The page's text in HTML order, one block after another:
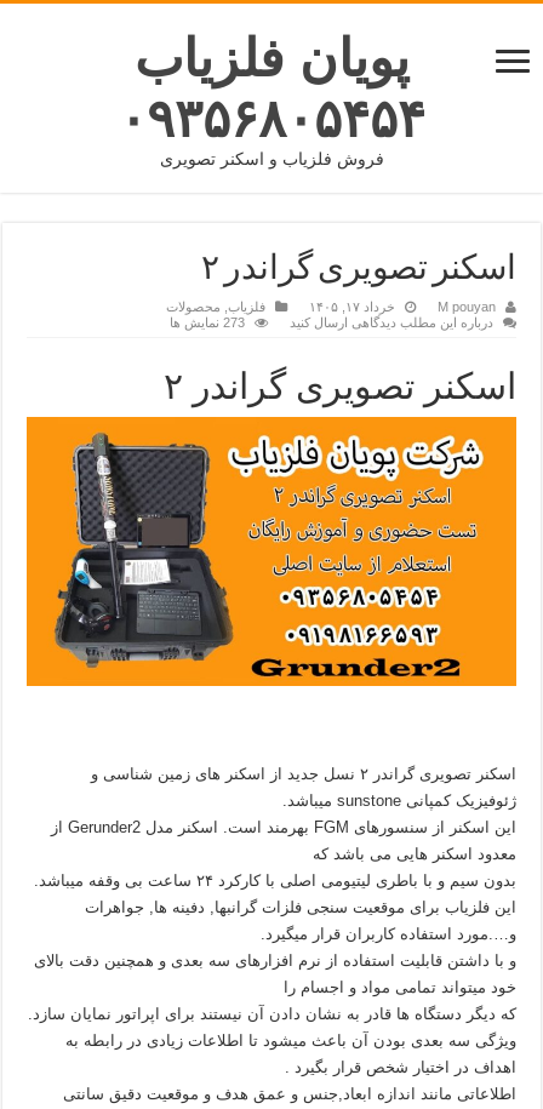
پویان فلزیاب
۰۹۳۵۶۸۰۵۴۵۴
فروش فلزیاب و اسکنر تصویری
اسکنر تصویری گراندر ۲
M pouyan خرداد ۱۷, ۱۴۰۵ فلزیاب محصولات
درباره این مطلب دیدگاهی ارسال کنید
273 نمایش ها
اسکنر تصویری گراندر ۲
اسکنر تصویری گراندر ۲ نسل جدید از اسکنر های زمین شناسی و
ژئوفیزیک کمپانی sunstone میباشد.
این اسکنر از سنسورهای FGM بهرمند است. اسکنر مدل Gerunder2 از
معدود اسکنر‌ هایی می باشد که
بدون سیم و با باطری لیتیومی اصلی با کارکرد ۲۴ ساعت بی وقفه میباشد.
این فلزیاب برای موقعیت سنجی فلزات گرانبها, دفینه ها, جواهرات
و….مورد استفاده کاربران قرار میگیرد.
و با داشتن قابلیت استفاده از نرم افزارهای سه بعدی و همچنین دقت بالای
خود میتواند تمامی مواد و اجسام را
که دیگر دستگاه ها قادر به نشان دادن آن نیستند برای اپراتور نمایان سازد.
ویژگی سه بعدی بودن آن باعث میشود تا اطلاعات زیادی در رابطه به
اهداف در اختیار شخص قرار بگیرد .
اطلاعاتی مانند اندازه ابعاد,جنس و عمق هدف و موقعیت دقیق سانتی